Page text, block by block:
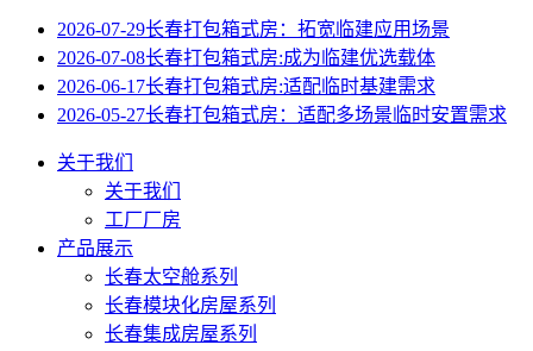
2026-07-29长春打包箱式房：拓宽临建应用场景
2026-07-08长春打包箱式房:成为临建优选载体
2026-06-17长春打包箱式房:适配临时基建需求
2026-05-27长春打包箱式房：适配多场景临时安置需求
关于我们
关于我们
工厂厂房
产品展示
长春太空舱系列
长春模块化房屋系列
长春集成房屋系列